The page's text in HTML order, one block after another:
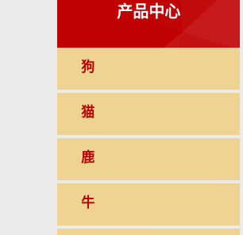
产品中心
狗
猫
鹿
牛